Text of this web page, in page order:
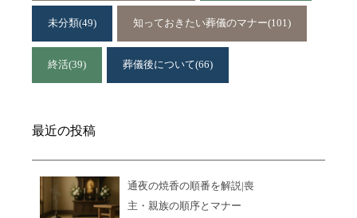
未分類(49) 知っておきたい葬儀のマナー(101)
終活(39) 葬儀後について(66)
最近の投稿
通夜の焼香の順番を解説|喪
主・親族の順序とマナー